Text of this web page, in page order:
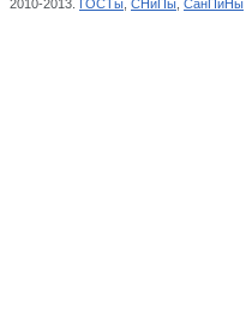
2010-2013. ГОСТы СНиПы СанПиНы